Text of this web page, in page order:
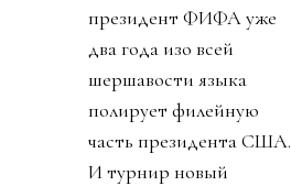
президент ФИФА уже
два года изо всей
шершавости языка
полирует филейную
часть президента США.
И турнир новый